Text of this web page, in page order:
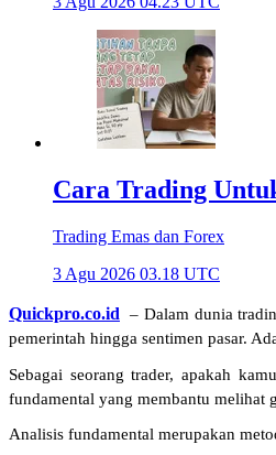
Cara Trading
Trading Emas dan Forex
3 Agu 2026 03.18 UTC
Quickpro.co.id
– Dalam dunia
pemerintah hingga sentimen pasar.
Sebagai seorang trader, apakah
fundamental yang membantu melihat
Analisis fundamental merupakan